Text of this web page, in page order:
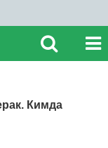
Кимда